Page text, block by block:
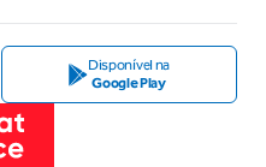
Disponível na
Google Play